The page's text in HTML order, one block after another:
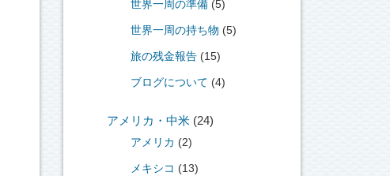
世界一周の準備 (5)
世界一周の持ち物 (5)
旅の残金報告 (15)
ブログについて (4)
アメリカ・中米 (24)
アメリカ (2)
メキシコ (13)